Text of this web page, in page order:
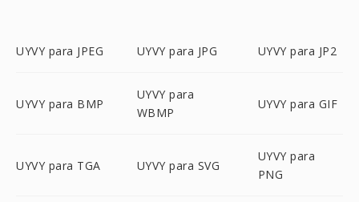
UYVY para JPEG UYVY para JPG UYVY para JP2
UYVY para BMP
UYVY para
WBMP
UYVY para GIF
UYVY para TGA UYVY para SVG
UYVY para
PNG